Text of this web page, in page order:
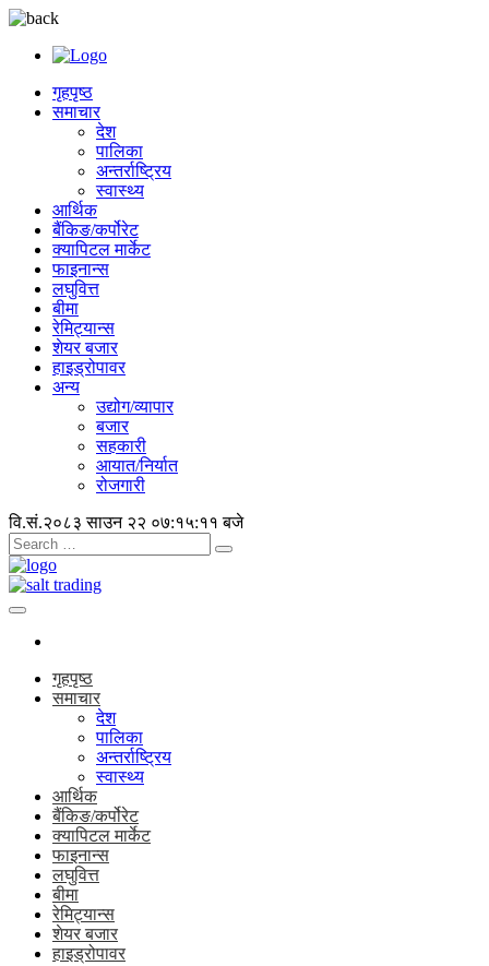
गृहपृष्ठ
समाचार
देश
पालिका
अन्तर्राष्ट्रिय
स्वास्थ्य
आर्थिक
बैंकिङ/कर्पोरेट
क्यापिटल मार्केट
फाइनान्स
लघुवित्त
बीमा
रेमिट्यान्स
शेयर बजार
हाइड्रोपावर
अन्य
उद्योग/व्यापार
बजार
सहकारी
आयात/निर्यात
रोजगारी
वि.सं.२०८३ साउन २२ ०७:१५:१२ बजे
गृहपृष्ठ
समाचार
देश
पालिका
अन्तर्राष्ट्रिय
स्वास्थ्य
आर्थिक
बैंकिङ/कर्पोरेट
क्यापिटल मार्केट
फाइनान्स
लघुवित्त
बीमा
रेमिट्यान्स
शेयर बजार
हाइड्रोपावर